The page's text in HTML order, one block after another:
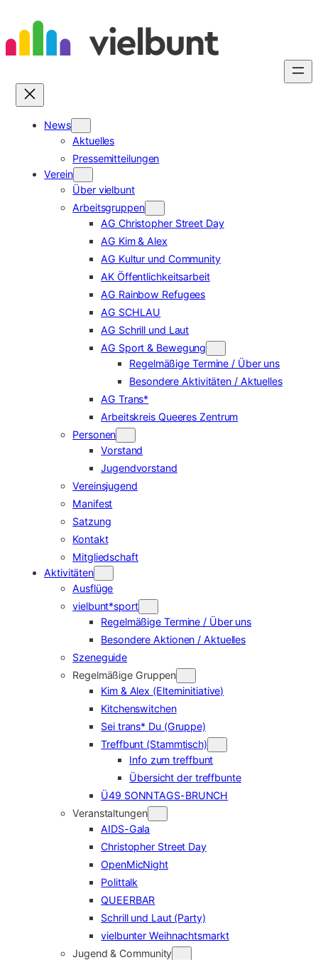
Inhalt
springen
News
Aktuelles
Pressemitteilungen
Verein
Über vielbunt
Arbeitsgruppen
AG Christopher Street Day
AG Kim & Alex
AG Kultur und Community
AK Öffentlichkeitsarbeit
AG Rainbow Refugees
AG SCHLAU
AG Schrill und Laut
AG Sport & Bewegung
Regelmäßige Termine / Über uns
Besondere Aktivitäten / Aktuelles
AG Trans*
Arbeitskreis Queeres Zentrum
Personen
Vorstand
Jugendvorstand
Vereinsjugend
Manifest
Satzung
Kontakt
Mitgliedschaft
Aktivitäten
Ausflüge
vielbunt*sport
Regelmäßige Termine / Über uns
Besondere Aktionen / Aktuelles
Szeneguide
Regelmäßige Gruppen
Kim & Alex (Elterninitiative)
Kitchenswitchen
Sei trans* Du (Gruppe)
Treffbunt (Stammtisch)
Info zum treffbunt
Übersicht der treffbunte
Ü49 SONNTAGS-BRUNCH
Veranstaltungen
AIDS-Gala
Christopher Street Day
OpenMicNight
Polittalk
QUEERBAR
Schrill und Laut (Party)
vielbunter Weihnachtsmarkt
Jugend & Community